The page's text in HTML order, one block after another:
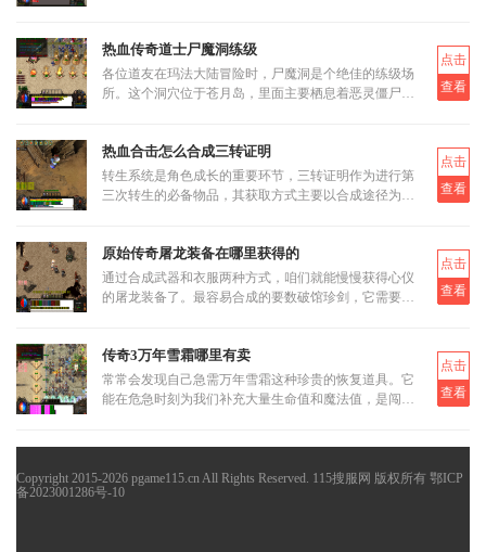
热血传奇道士尸魔洞练级
各位道友在玛法大陆冒险时，尸魔洞是个绝佳的练级场
所。这个洞穴位于苍月岛，里面主要栖息着恶灵僵尸和
点击
查看
热血合击怎么合成三转证明
转生系统是角色成长的重要环节，三转证明作为进行第
三次转生的必备物品，其获取方式主要以合成途径为
点击
查看
原始传奇屠龙装备在哪里获得的
通过合成武器和衣服两种方式，咱们就能慢慢获得心仪
的屠龙装备了。最容易合成的要数破馆珍剑，它需要的
点击
查看
传奇3万年雪霜哪里有卖
常常会发现自己急需万年雪霜这种珍贵的恢复道具。它
能在危急时刻为我们补充大量生命值和魔法值，是闯荡
点击
查看
Copyright 2015-2026 pgame115.cn All Rights Reserved. 115搜服网 版权所有 鄂ICP
备2023001286号-10